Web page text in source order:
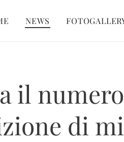
NEWS
il
di